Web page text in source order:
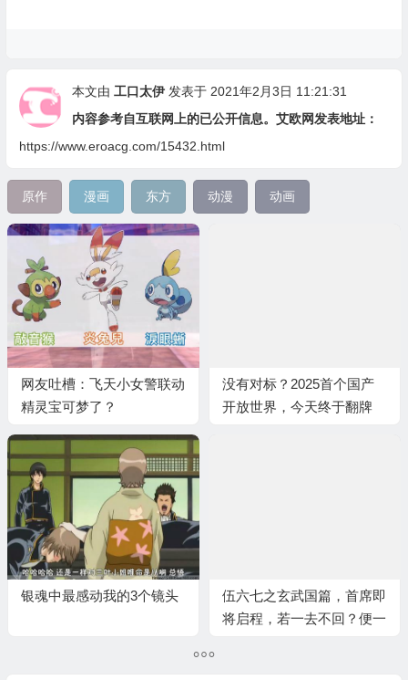
本文由 工口太伊发表于 2021年2月3日 11:21:31
内容参考自互联网上的已公开信息。艾欧网发表地址：
https://www.eroacg.com/15432.html
原作 漫画 东方 动漫 动画
网友吐槽：飞天小女警联动
精灵宝可梦了？
没有对标？2025首个国产
开放世界，今天终于翻牌
银魂中最感动我的3个镜头
伍六七之玄武国篇，首席即
将启程，若一去不回？便一